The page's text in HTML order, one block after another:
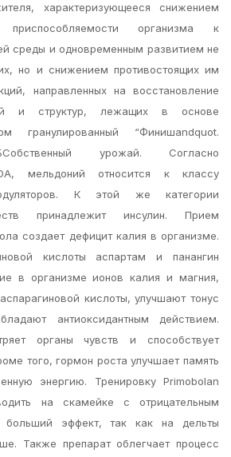
характеризующееся снижением
приспособляемости организма к
среды и одновременным развитием не
но и снижением противостоящих им
направленных на восстановление
и структур, лежащих в основе
гранулированный “Финишandquot.
урожай. Согласно
мельдоний относится к классу
К этой же категории
принадлежит инсулин. Прием
создает дефицит калия в организме.
кислоты аспартам и панангин
в организме ионов калия и магния,
кислоты, улучшают тонус
антиоксидантным действием.
органы чувств и способствует
того, гормон роста улучшает память
энергию. Тренировку Primobolan
на скамейке с отрицательным
больший эффект, так как на дельты
Также препарат облегчает процесс